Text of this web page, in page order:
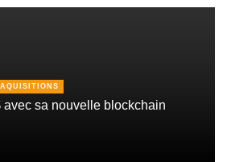
avec sa nouvelle blockchain